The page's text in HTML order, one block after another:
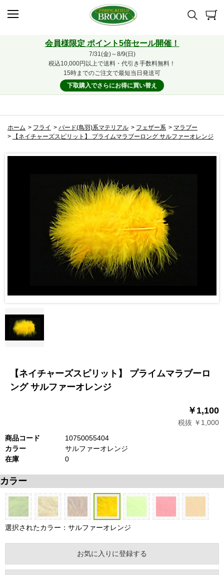
会員様限定 ポイント5倍セール開催！
7/31(金)～8/9(日)
税込10,000円以上で送料・代引き手数料無料！
15時までのご注文で最短当日発送可
下取購入でさらにお得に買い替え
ホーム > フライ > バード(鳥羽)系マテリアル > フェザー系 > マラブー
>
【ネイチャーズスピリット】 プライムマラブーロング サルファーオレンジ
【ネイチャーズスピリット】 プライムマラブーロ
ング サルファーオレンジ
￥1,100
税抜 ￥1,000
商品コード
10750055404
カラー
サルファーオレンジ
在庫
0
カラー
選択されたカラー：サルファーオレンジ
お気に入りに登録する